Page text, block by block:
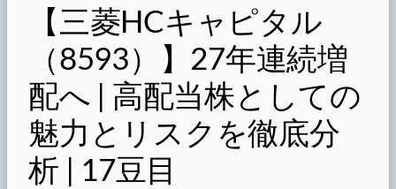
【三菱HCキャピタル
（8593）】27年連続増
配へ | 高配当株としての
魅力とリスクを徹底分
析 | 17豆目